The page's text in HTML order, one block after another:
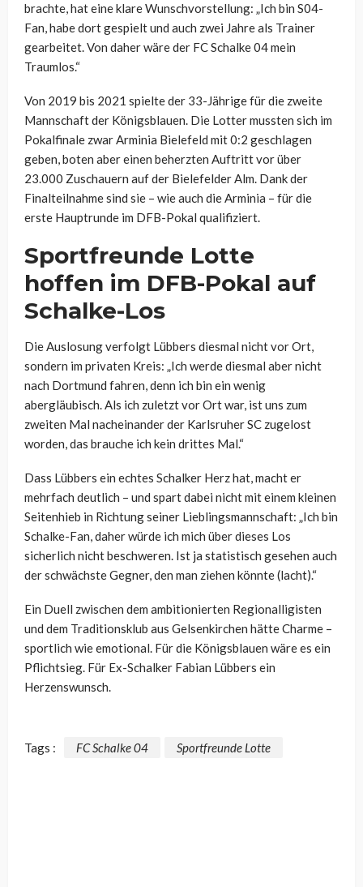
brachte, hat eine klare Wunschvorstellung: „Ich bin S04-
Fan, habe dort gespielt und auch zwei Jahre als Trainer
gearbeitet. Von daher wäre der FC Schalke 04 mein
Traumlos.“
Von 2019 bis 2021 spielte der 33-Jährige für die zweite
Mannschaft der Königsblauen. Die Lotter mussten sich im
Pokalfinale zwar Arminia Bielefeld mit 0:2 geschlagen
geben, boten aber einen beherzten Auftritt vor über
23.000 Zuschauern auf der Bielefelder Alm. Dank der
Finalteilnahme sind sie – wie auch die Arminia – für die
erste Hauptrunde im DFB-Pokal qualifiziert.
Sportfreunde Lotte
hoffen im DFB-Pokal auf
Schalke-Los
Die Auslosung verfolgt Lübbers diesmal nicht vor Ort,
sondern im privaten Kreis: „Ich werde diesmal aber nicht
nach Dortmund fahren, denn ich bin ein wenig
abergläubisch. Als ich zuletzt vor Ort war, ist uns zum
zweiten Mal nacheinander der Karlsruher SC zugelost
worden, das brauche ich kein drittes Mal.“
Dass Lübbers ein echtes Schalker Herz hat, macht er
mehrfach deutlich – und spart dabei nicht mit einem kleinen
Seitenhieb in Richtung seiner Lieblingsmannschaft: „Ich bin
Schalke-Fan, daher würde ich mich über dieses Los
sicherlich nicht beschweren. Ist ja statistisch gesehen auch
der schwächste Gegner, den man ziehen könnte (lacht).“
Ein Duell zwischen dem ambitionierten Regionalligisten
und dem Traditionsklub aus Gelsenkirchen hätte Charme –
sportlich wie emotional. Für die Königsblauen wäre es ein
Pflichtsieg. Für Ex-Schalker Fabian Lübbers ein
Herzenswunsch.
Tags : FC Schalke 04 Sportfreunde Lotte